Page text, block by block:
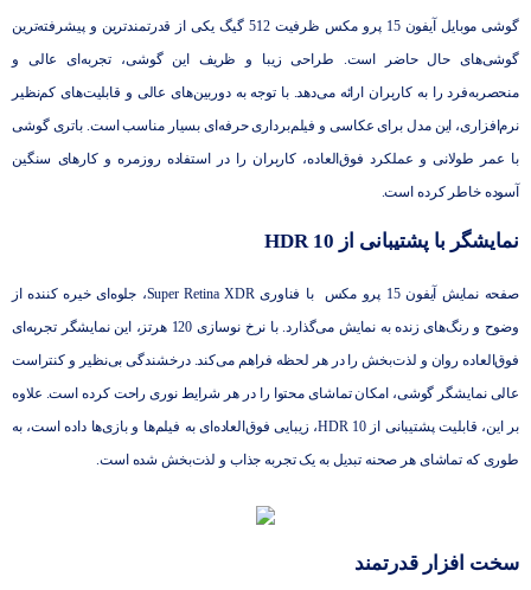
گوشی موبایل آیفون 15 پرو مکس ظرفیت 512 گیگ یکی از قدرتمندترین و پیشرفته‌ترین
گوشی‌های حال حاضر است. طراحی زیبا و ظریف این گوشی، تجربه‌ای عالی و
منحصربه‌فرد را به کاربران ارائه می‌دهد. با توجه به دوربین‌های عالی و قابلیت‌های کم‌نظیر
نرم‌افزاری، این مدل برای عکاسی و فیلم‌برداری حرفه‌ای بسیار مناسب است. باتری گوشی
با عمر طولانی و عملکرد فوق‌العاده، کاربران را در استفاده روزمره و کارهای سنگین
آسوده خاطر کرده است.
نمایشگر با پشتیبانی از HDR 10
صفحه نمایش آیفون 15 پرو مکس با فناوری Super Retina XDR، جلوه‌ای خیره‌ کننده از
وضوح و رنگ‌های زنده به نمایش می‌گذارد. با نرخ نوسازی 120 هرتز، این نمایشگر تجربه‌ای
فوق‌العاده روان و لذت‌بخش را در هر لحظه فراهم می‌کند. درخشندگی بی‌نظیر و کنتراست
عالی نمایشگر گوشی، امکان تماشای محتوا را در هر شرایط نوری راحت کرده است. علاوه
بر این، قابلیت پشتیبانی از HDR 10، زیبایی فوق‌العاده‌ای به فیلم‌ها و بازی‌ها داده است، به‌
طوری ‌که تماشای هر صحنه‌ تبدیل به یک تجربه جذاب و لذت‌بخش شده است.
سخت‌ افزار قدرتمند